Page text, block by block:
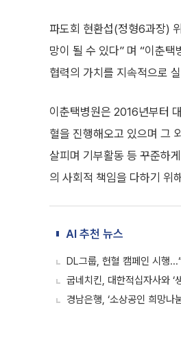
파도회 현환섭(정형6과장)
망이 될 수 있다” 며 “이춘
협력의 가치를 지속적으로
이춘택병원은 2016년부터
혈을 진행해오고 있으며 그
살피며 기부활동 등 꾸준하
의 사회적 책임을 다하기 위
AI 추천 뉴스
DL그룹, 헌혈 캠페인 시행
굽네치킨, 대한적십자사와 ‘
경남은행, ‘소상공인 희망